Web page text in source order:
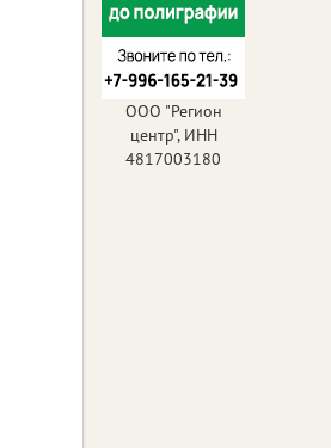
ООО "Регион
центр", ИНН
4817003180